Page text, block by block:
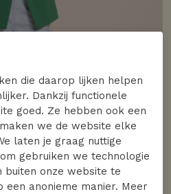
die daarop lijken helpen
Dankzij functionele
goed. Ze hebben ook een
we de website elke
laten je graag nuttige
gebruiken we technologie
buiten onze website te
een anonieme manier. Meer